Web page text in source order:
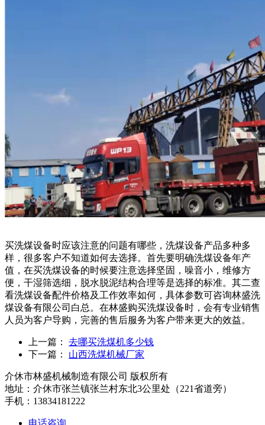
买洗煤设备时应该注意的问题有哪些，洗煤设备产品多种多
样，很多客户不知道如何去选择。首先要明确洗煤设备年产
值，在买洗煤设备的时候要注意选择坚固，噪音小，维修方
便，干湿筛选细，脱水脱泥结构合理等是选择的标准。其二查
看洗煤设备配件价格及工作效率如何，具体参数可咨询林盛洗
煤设备有限公司白总。在林盛购买洗煤设备时，会有专业销售
人员为客户导购，完善的售后服务为客户带来更大的效益。
上一篇：
去哪买洗煤机多少钱
下一篇：
山西洗煤机械厂家
介休市林盛机械制造有限公司 版权所有
地址：介休市张兰镇张兰村东北3公里处（221省道旁）
手机：13834181222